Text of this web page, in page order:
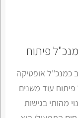
פיתוח
עד 1994 שימש זאב כמנכ"ל אופטיקה
עוד משנים
מהותי בגישות